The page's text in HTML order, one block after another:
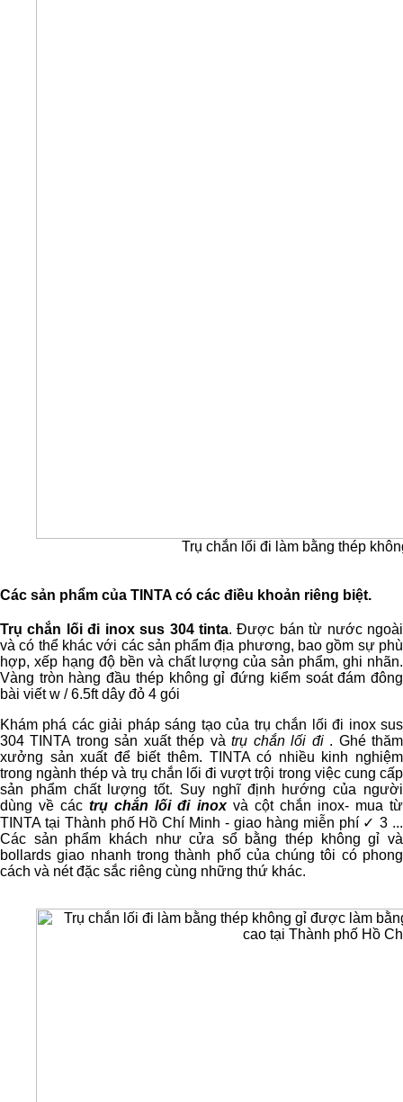
Trụ chắn lối đi làm bằng thép
Các sản phẩm của TINTA có các điều khoản riêng biệt.
Trụ chắn lối đi inox sus 304 tinta. Được bán từ nước ngoài
và có thể khác với các sản phẩm địa phương, bao gồm sự phù
hợp, xếp hạng độ bền và chất lượng của sản phẩm, ghi nhãn.
Vàng tròn hàng đầu thép không gỉ đứng kiểm soát đám đông
bài viết w / 6.5ft dây đỏ 4 gói
Khám phá các giải pháp sáng tạo của trụ chắn lối đi inox sus
304 TINTA trong sản xuất thép vàtrụ chắn lối đi. Ghé thăm
xưởng sản xuất để biết thêm. TINTA có nhiều kinh nghiệm
trong ngành thép và trụ chắn lối đi vượt trội trong việc cung cấp
sản phẩm chất lượng tốt. Suy nghĩ định hướng của người
dùng về cáctrụ chắn lối đi inoxvà cột chắn inox- mua từ
TINTA tại Thành phố Hồ Chí Minh - giao hàng miễn phí ✓ 3 ...
Các sản phẩm khách như cửa sổ bằng thép không gỉ và
bollards giao nhanh trong thành phố của chúng tôi có phong
cách và nét đặc sắc riêng cùng những thứ khác.